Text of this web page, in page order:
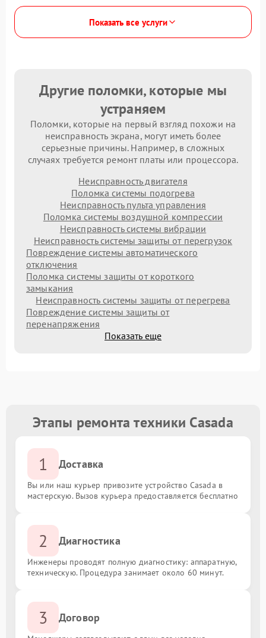
Показать все услуги
Другие поломки, которые мы
устраняем
Поломки, которые на первый взгляд похожи на
неисправность экрана, могут иметь более
серьезные причины. Например, в сложных
случаях требуется ремонт платы или процессора.
Неисправность двигателя
Поломка системы подогрева
Неисправность пульта управления
Поломка системы воздушной компрессии
Неисправность системы вибрации
Неисправность системы защиты от перегрузок
Повреждение системы автоматического
отключения
Поломка системы защиты от короткого
замыкания
Неисправность системы защиты от перегрева
Повреждение системы защиты от
перенапряжения
Показать еще
Этапы ремонта техники Casada
1 Доставка
Вы или наш курьер привозите устройство Casada в
мастерскую. Вызов курьера предоставляется бесплатно
2 Диагностика
Инженеры проводят полную диагностику: аппаратную,
техническую. Процедура занимает около 60 минут.
3 Договор